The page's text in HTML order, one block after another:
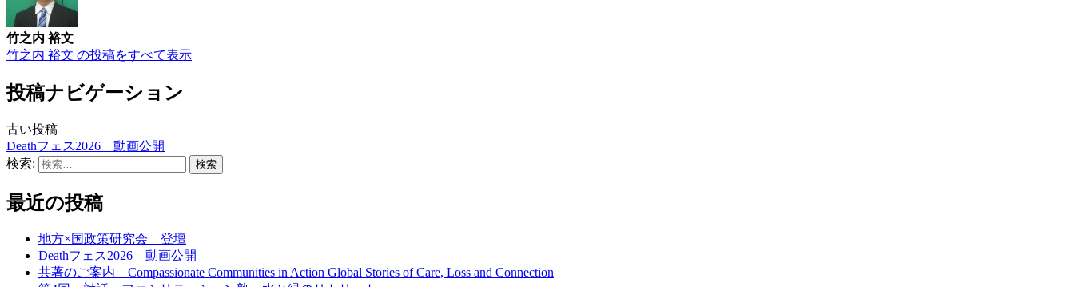
竹之内 裕文
竹之内 裕文 の投稿をすべて表示
投稿ナビゲーション
古い投稿
Deathフェス2026 動画公開
検索:
最近の投稿
地方×国政策研究会 登壇
Deathフェス2026 動画公開
共著のご案内 Compassionate Communities in Action Global Stories of Care, Loss and Connection